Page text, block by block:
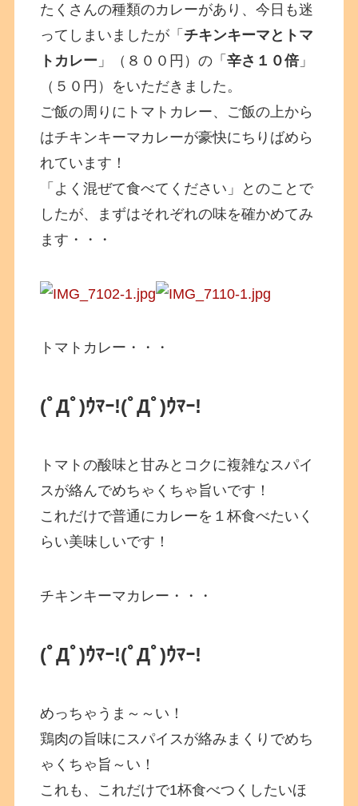
たくさんの種類のカレーがあり、今日も迷
ってしまいましたが「 チキンキーマとトマ
トカレー 」（８００円）の「辛さ１０倍 」
（５０円）をいただきました。
ご飯の周りにトマトカレー、ご飯の上から
はチキンキーマカレーが豪快にちりばめら
れています！
「よく混ぜて食べてください」とのことで
したが、まずはそれぞれの味を確かめてみ
ます・・・
トマトカレー・・・
(ﾟДﾟ)ｳﾏｰ!(ﾟДﾟ)ｳﾏｰ!
トマトの酸味と甘みとコクに複雑なスパイ
スが絡んでめちゃくちゃ旨いです！
これだけで普通にカレーを１杯食べたいく
らい美味しいです！
チキンキーマカレー・・・
(ﾟДﾟ)ｳﾏｰ!(ﾟДﾟ)ｳﾏｰ!
めっちゃうま～～い！
鶏肉の旨味にスパイスが絡みまくりでめち
ゃくちゃ旨～い！
これも、これだけで1杯食べつくしたいほ